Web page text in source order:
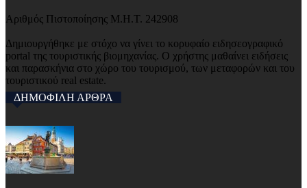
Αριθμός Πιστοποίησης Μ.Η.Τ. 242908
Δημιουργήθηκε με στόχο να γίνει το κορυφαίο ειδησεογραφικό
portal της τουριστικής βιομηχανίας. Ο χρήστης μαθαίνει ειδήσεις
και παρασκήνια στο χώρο του τουρισμού, των μεταφορών και του
τουριστικού real estate.
ΔΗΜΟΦΙΛΗ ΑΡΘΡΑ